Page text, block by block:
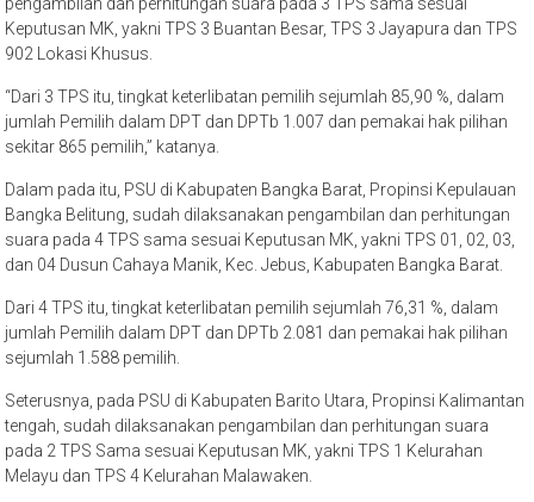
pengambilan dan perhitungan suara pada 3 TPS sama sesuai
Keputusan MK, yakni TPS 3 Buantan Besar, TPS 3 Jayapura dan TPS
902 Lokasi Khusus.
“Dari 3 TPS itu, tingkat keterlibatan pemilih sejumlah 85,90 %, dalam
jumlah Pemilih dalam DPT dan DPTb 1.007 dan pemakai hak pilihan
sekitar 865 pemilih,” katanya.
Dalam pada itu, PSU di Kabupaten Bangka Barat, Propinsi Kepulauan
Bangka Belitung, sudah dilaksanakan pengambilan dan perhitungan
suara pada 4 TPS sama sesuai Keputusan MK, yakni TPS 01, 02, 03,
dan 04 Dusun Cahaya Manik, Kec. Jebus, Kabupaten Bangka Barat.
Dari 4 TPS itu, tingkat keterlibatan pemilih sejumlah 76,31 %, dalam
jumlah Pemilih dalam DPT dan DPTb 2.081 dan pemakai hak pilihan
sejumlah 1.588 pemilih.
Seterusnya, pada PSU di Kabupaten Barito Utara, Propinsi Kalimantan
tengah, sudah dilaksanakan pengambilan dan perhitungan suara
pada 2 TPS Sama sesuai Keputusan MK, yakni TPS 1 Kelurahan
Melayu dan TPS 4 Kelurahan Malawaken.